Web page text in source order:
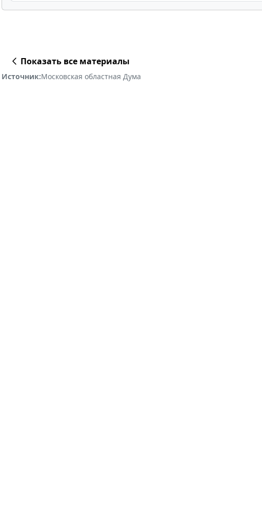
Показать все материалы
Источник:Московская областная Дума